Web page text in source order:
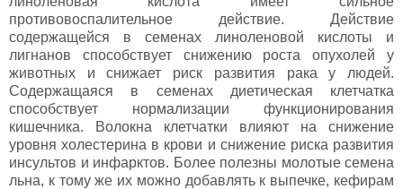
противовоспалительное действие. Действие
содержащейся в семенах линоленовой кислоты и
лигнанов способствует снижению роста опухолей у
животных и снижает риск развития рака у людей.
Содержащаяся в семенах диетическая клетчатка
способствует нормализации функционирования
кишечника. Волокна клетчатки влияют на снижение
уровня холестерина в крови и снижение риска развития
инсультов и инфарктов. Более полезны молотые семена
льна, к тому же их можно добавлять к выпечке, кефирам